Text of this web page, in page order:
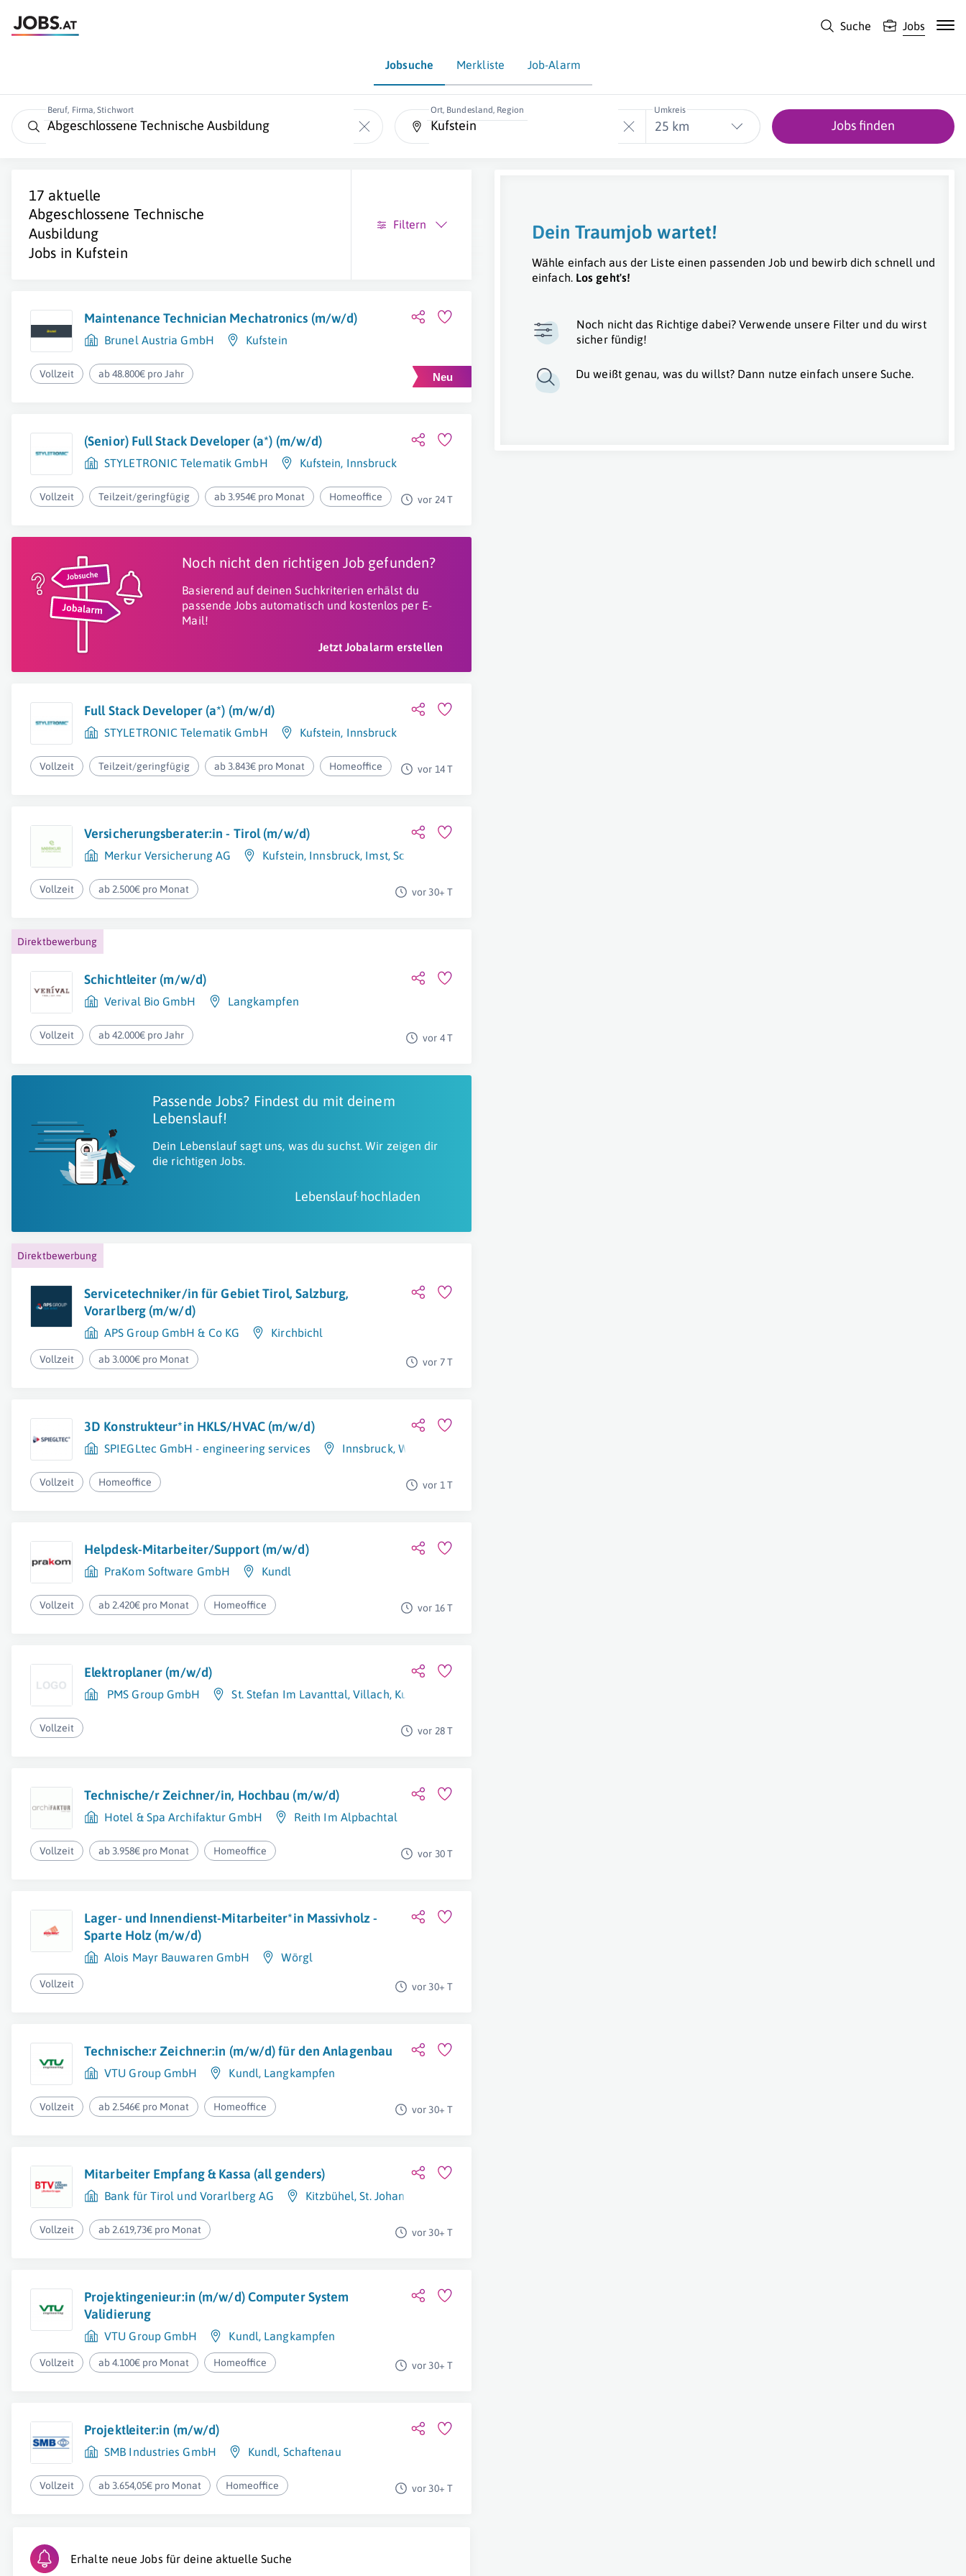
Suche Jobs
Jobsuche Merkliste Job-Alarm
Beruf, Firma, Stichwort Ort, Bundesland, Region Umkreis
25 km Jobs finden
17 aktuelle
Abgeschlossene Technische
Ausbildung
Jobs in Kufstein
Filtern
Maintenance Technician Mechatronics (m/w/d)
Brunel Austria GmbH Kufstein
Vollzeit ab 48.800€ pro Jahr
(Senior) Full Stack Developer (a*) (m/w/d)
STYLETRONIC Telematik GmbH Kufstein, Innsbruck
Vollzeit Teilzeit/geringfügig ab 3.954€ pro Monat Homeoffice vor 24 T
Noch nicht den richtigen Job gefunden?
Basierend auf deinen Suchkriterien erhälst du
passende Jobs automatisch und kostenlos per E-
Mail!
Jetzt Jobalarm erstellen
Full Stack Developer (a*) (m/w/d)
STYLETRONIC Telematik GmbH Kufstein, Innsbruck
Vollzeit Teilzeit/geringfügig ab 3.843€ pro Monat Homeoffice vor 14 T
Versicherungsberater:in - Tirol (m/w/d)
Merkur Versicherung AG Kufstein, Innsbruck, Imst, Schwaz
Vollzeit ab 2.500€ pro Monat vor 30+ T
Direktbewerbung
Schichtleiter (m/w/d)
Verival Bio GmbH Langkampfen
Vollzeit ab 42.000€ pro Jahr vor 4 T
Passende Jobs? Findest du mit deinem
Lebenslauf!
Dein Lebenslauf sagt uns, was du suchst. Wir zeigen dir
die richtigen Jobs.
Lebenslauf hochladen
Direktbewerbung
Servicetechniker/in für Gebiet Tirol, Salzburg,
Vorarlberg (m/w/d)
APS Group GmbH & Co KG Kirchbichl
Vollzeit ab 3.000€ pro Monat vor 7 T
3D Konstrukteur*in HKLS/HVAC (m/w/d)
SPIEGLtec GmbH - engineering services Innsbruck, Wien
Vollzeit Homeoffice vor 1 T
Helpdesk-Mitarbeiter/Support (m/w/d)
PraKom Software GmbH Kundl
Vollzeit ab 2.420€ pro Monat Homeoffice vor 16 T
Elektroplaner (m/w/d)
PMS Group GmbH St. Stefan Im Lavanttal, Villach, Kundl
Vollzeit vor 28 T
Technische/r Zeichner/in, Hochbau (m/w/d)
Hotel & Spa Archifaktur GmbH Reith Im Alpbachtal
Vollzeit ab 3.958€ pro Monat Homeoffice vor 30 T
Lager- und Innendienst-Mitarbeiter*in Massivholz -
Sparte Holz (m/w/d)
Alois Mayr Bauwaren GmbH Wörgl
Vollzeit vor 30+ T
Technische:r Zeichner:in (m/w/d) für den Anlagenbau
VTU Group GmbH Kundl, Langkampfen
Vollzeit ab 2.546€ pro Monat Homeoffice vor 30+ T
Mitarbeiter Empfang & Kassa (all genders)
Bank für Tirol und Vorarlberg AG Kitzbühel,St. Johann In Tirol
Vollzeit ab 2.619,73€ pro Monat vor 30+ T
Projektingenieur:in (m/w/d) Computer System
Validierung
VTU Group GmbH Kundl, Langkampfen
Vollzeit ab 4.100€ pro Monat Homeoffice vor 30+ T
Projektleiter:in (m/w/d)
SMB Industries GmbH Kundl, Schaftenau
Vollzeit ab 3.654,05€ pro Monat Homeoffice vor 30+ T
Erhalte neue Jobs für deine aktuelle Suche
Dein Traumjob wartet!
Wähle einfach aus der Liste einen passenden Job und bewirb dich schnell und
einfach. Los geht's!
Noch nicht das Richtige dabei? Verwende unsere Filter und du wirst
sicher fündig!
Du weißt genau, was du willst? Dann nutze einfach unsere Suche.